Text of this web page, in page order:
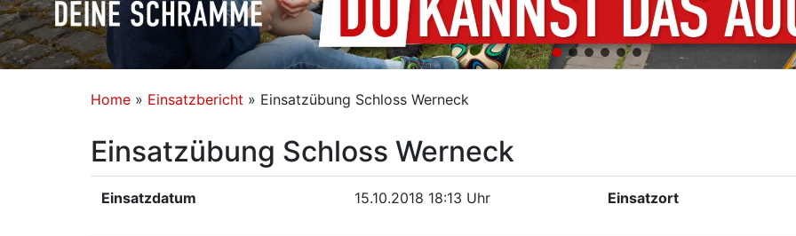
Home » Einsatzbericht » Einsatzübung Schloss Werneck
Einsatzübung Schloss Werneck
Einsatzdatum 15.10.2018 18:13 Uhr Einsatzort